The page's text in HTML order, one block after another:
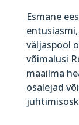
Esmane
väljaspool
võimalusi
maailma
osalejad